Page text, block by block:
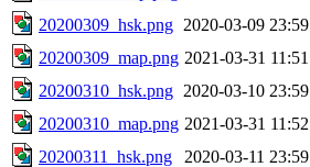
20200309_hsk.png 2020-03-09 23:59
20200309_map.png 2021-03-31 11:51
20200310_hsk.png 2020-03-10 23:59
20200310_map.png 2021-03-31 11:52
20200311_hsk.png
2020-03-11 23:59